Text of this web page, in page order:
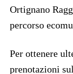
Ortignano
percorso
Per ottenere
prenotazioni